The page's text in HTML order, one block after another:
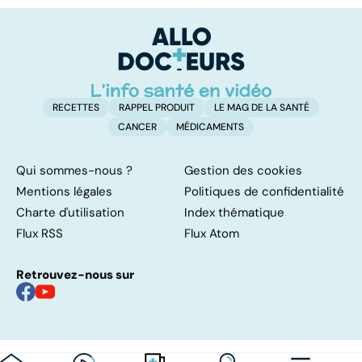
RECETTES RAPPEL PRODUIT
LE MAG DE LA SANTÉ
CANCER
MÉDICAMENTS
Qui sommes-nous ?
Gestion des cookies
Mentions légales
Politiques de confidentialité
Charte d'utilisation
Index thématique
Flux RSS
Flux Atom
Retrouvez-nous sur